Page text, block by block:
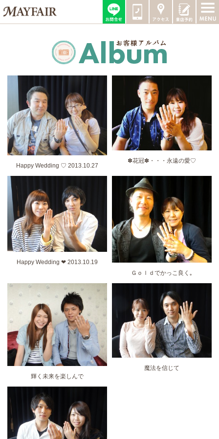
Happy Wedding ♡ 2013.10.27
✽花冠✽・・・永遠の愛♡
Happy Wedding ❤ 2013.10.19
Ｇｏｌｄでかっこ良く｡
輝く未来を楽しんで
魔法を信じて